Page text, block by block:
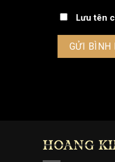
Lưu tên
HOÀNG